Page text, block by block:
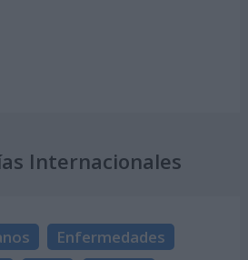
Internacionales
Enfermedades